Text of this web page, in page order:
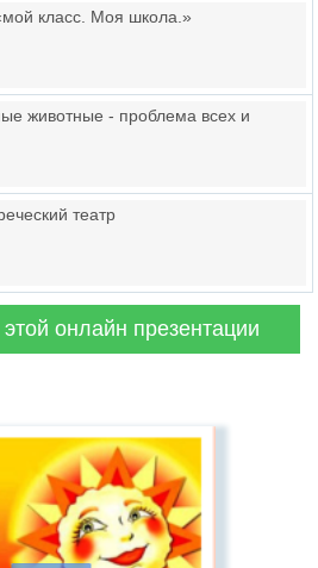
класс. Моя школа.»
животные - проблема всех и
театр
онлайн презентации